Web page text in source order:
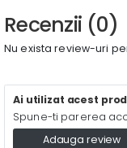
Recenzii (0)
Nu exista review-uri
Ai utilizat acest
Spune-ti parerea
Adauga review